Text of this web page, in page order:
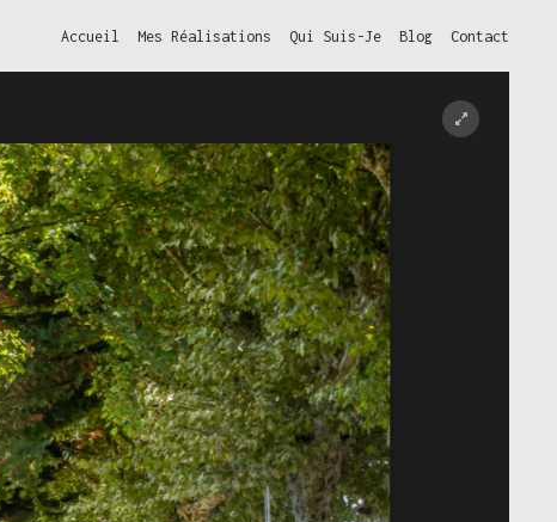
Accueil Mes Réalisations Qui Suis-Je Blog Contact